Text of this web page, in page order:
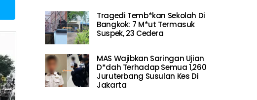
Tragedi Temb*kan Sekolah Di
Bangkok: 7 M*ut Termasuk
Suspek, 23 Cedera
MAS Wajibkan Saringan Ujian
D*dah Terhadap Semua 1,260
Juruterbang Susulan Kes Di
Jakarta